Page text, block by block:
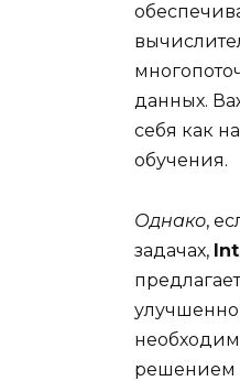
данных.
себя как
обучения.
Однако,
задачах,
решением